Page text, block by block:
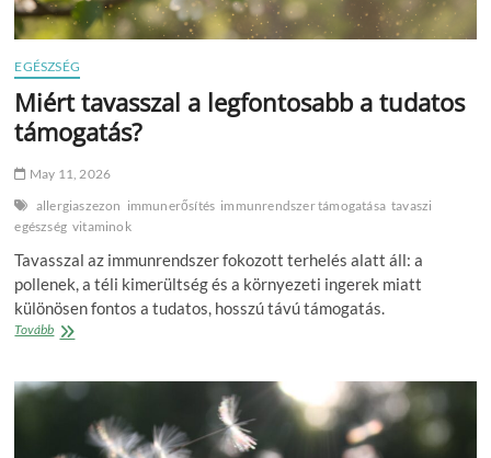
EGÉSZSÉG
Miért tavasszal a legfontosabb a tudatos
támogatás?
May 11, 2026
allergiaszezon immunerősítés immunrendszer támogatása tavaszi
egészség vitaminok
Tavasszal az immunrendszer fokozott terhelés alatt áll: a
pollenek, a téli kimerültség és a környezeti ingerek miatt
különösen fontos a tudatos, hosszú távú támogatás.
TovábbMiért
legfontosabb
tudatos
támogatás?